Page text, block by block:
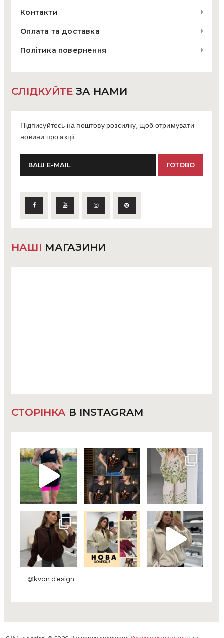
Контакти
Оплата та доставка
Політика повернення
СЛІДКУЙТЕ ЗА НАМИ
Підписуйтесь на поштову розсилку, щоб отримувати
новини про акції.
НАШІ МАГАЗИНИ
СТОРІНКА В INSTAGRAM
@kvan.design